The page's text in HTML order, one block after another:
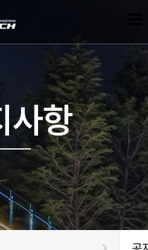
사항